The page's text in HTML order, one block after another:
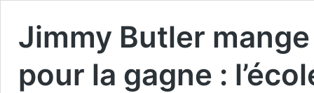
Jimmy Butler
pour la gagne :